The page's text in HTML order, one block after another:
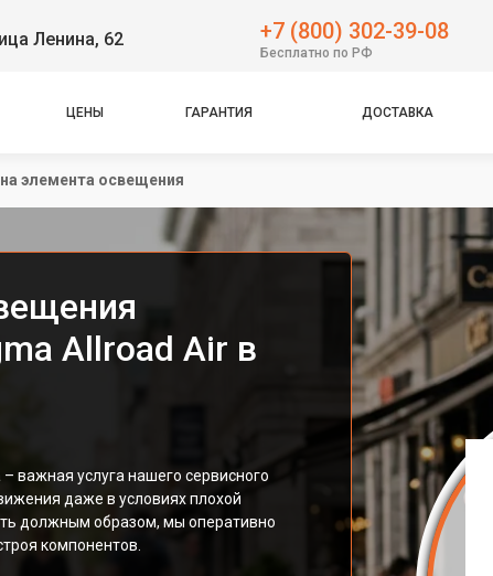
Ленина, 62 +7 (800) 302-39-08
Бесплатно по РФ
ЦЕНЫ ГАРАНТИЯ ДОСТАВКА
элемента освещения
Allroad Air в
важная услуга нашего сервисного
даже в условиях плохой
должным образом, мы оперативно
компонентов.